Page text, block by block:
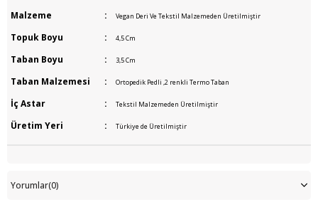
Malzeme : Vegan Deri Ve Tekstil Malzemeden Üretilmiştir
Topuk Boyu : 4,5 Cm
Taban Boyu : 3,5 Cm
Taban Malzemesi : Ortopedik Pedli ,2 renkli Termo Taban
İç Astar : Tekstil Malzemeden Üretilmiştir
Üretim Yeri : Türkiye de Üretilmiştir
Yorumlar(0)